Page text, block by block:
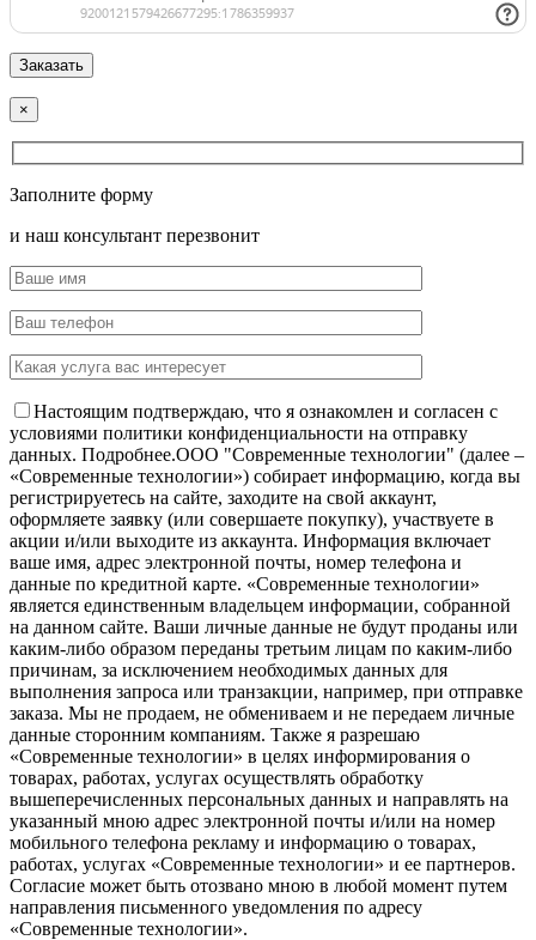
×
Заполните форму
и наш консультант перезвонит
Настоящим подтверждаю, что я ознакомлен и согласен с
условиями политики конфиденциальности на отправку
данных. Подробнее.OOO "Современные технологии" (далее –
«Современные технологии») собирает информацию, когда вы
регистрируетесь на сайте, заходите на свой аккаунт,
оформляете заявку (или совершаете покупку), участвуете в
акции и/или выходите из аккаунта. Информация включает
ваше имя, адрес электронной почты, номер телефона и
данные по кредитной карте. «Современные технологии»
является единственным владельцем информации, собранной
на данном сайте. Ваши личные данные не будут проданы или
каким-либо образом переданы третьим лицам по каким-либо
причинам, за исключением необходимых данных для
выполнения запроса или транзакции, например, при отправке
заказа. Мы не продаем, не обмениваем и не передаем личные
данные сторонним компаниям. Также я разрешаю
«Современные технологии» в целях информирования о
товарах, работах, услугах осуществлять обработку
вышеперечисленных персональных данных и направлять на
указанный мною адрес электронной почты и/или на номер
мобильного телефона рекламу и информацию о товарах,
работах, услугах «Современные технологии» и ее партнеров.
Согласие может быть отозвано мною в любой момент путем
направления письменного уведомления по адресу
«Современные технологии».